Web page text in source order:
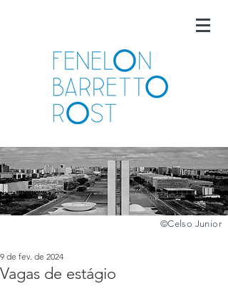
©️Celso Junior
Vagas de estágio
9 de fev. de 2024